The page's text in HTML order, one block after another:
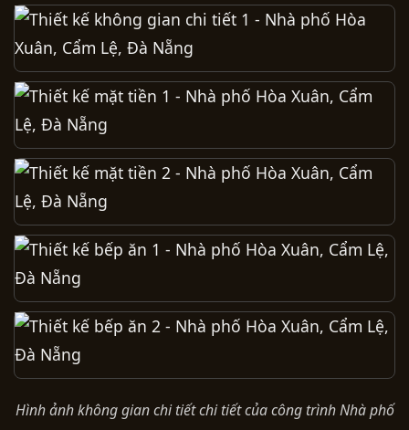
Hình ảnh không gian chi tiết chi tiết của công trình Nhà phố